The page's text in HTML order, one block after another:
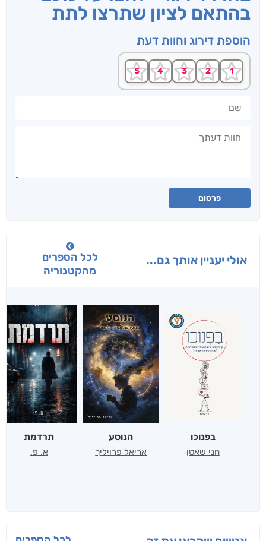
בהתאם לציון שתרצו לתת
הוספת דירוג וחוות דעת
פרסום
אולי יעניין אותך גם...
לכל הספרים
מהקטגוריה
בפנוכו
חני שאטן
הנוסע
אריאל פרויליך
תרדמת
א. פ.